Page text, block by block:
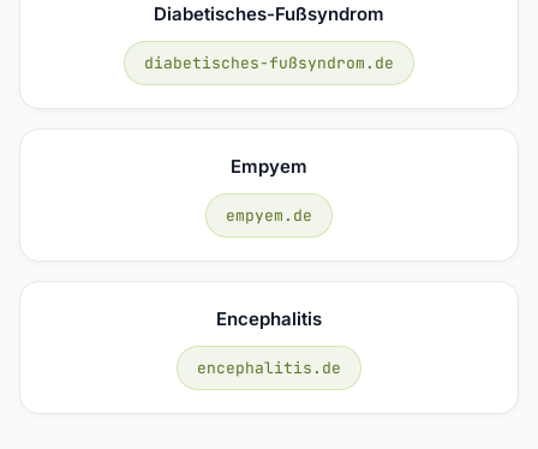
Diabetisches-Fußsyndrom
diabetisches-fußsyndrom.de
Empyem
empyem.de
Encephalitis
encephalitis.de